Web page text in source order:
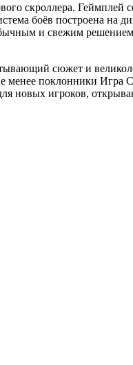
скроллера. Геймплей
боёв построена на
и свежим
сюжет и
менее поклонники Игра
новых игроков,